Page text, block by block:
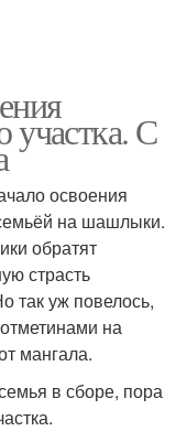
участка. С
освоения
на шашлыки.
обратят
страсть
так уж повелось,
на
мангала.
в сборе, пора